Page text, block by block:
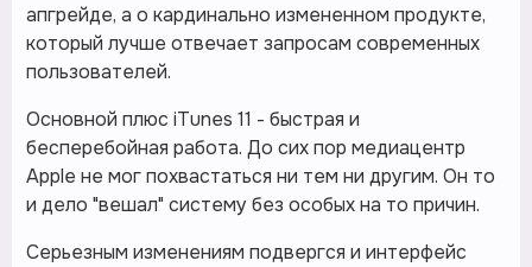
апгрейде, а о кардинально измененном продукте,
который лучше отвечает запросам современных
пользователей.
Основной плюс iTunes 11 - быстрая и
бесперебойная работа. До сих пор медиацентр
Apple не мог похвастаться ни тем ни другим. Он то
и дело "вешал" систему без особых на то причин.
Серьезным изменениям подвергся и интерфейс